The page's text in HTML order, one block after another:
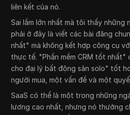
liên kết của nó.
Sai lầm lớn nhất mà tôi thấy những
phải ở đây là viết các bài đăng
nhất" mà không kết hợp công cụ
thực tế. "Phần mềm CRM tốt nhất"
cho đại lý bất động sản solo" tốt
người mua, một vấn đề và một
SaaS có thể là một trong những
lương cao nhất, nhưng nó thưởng